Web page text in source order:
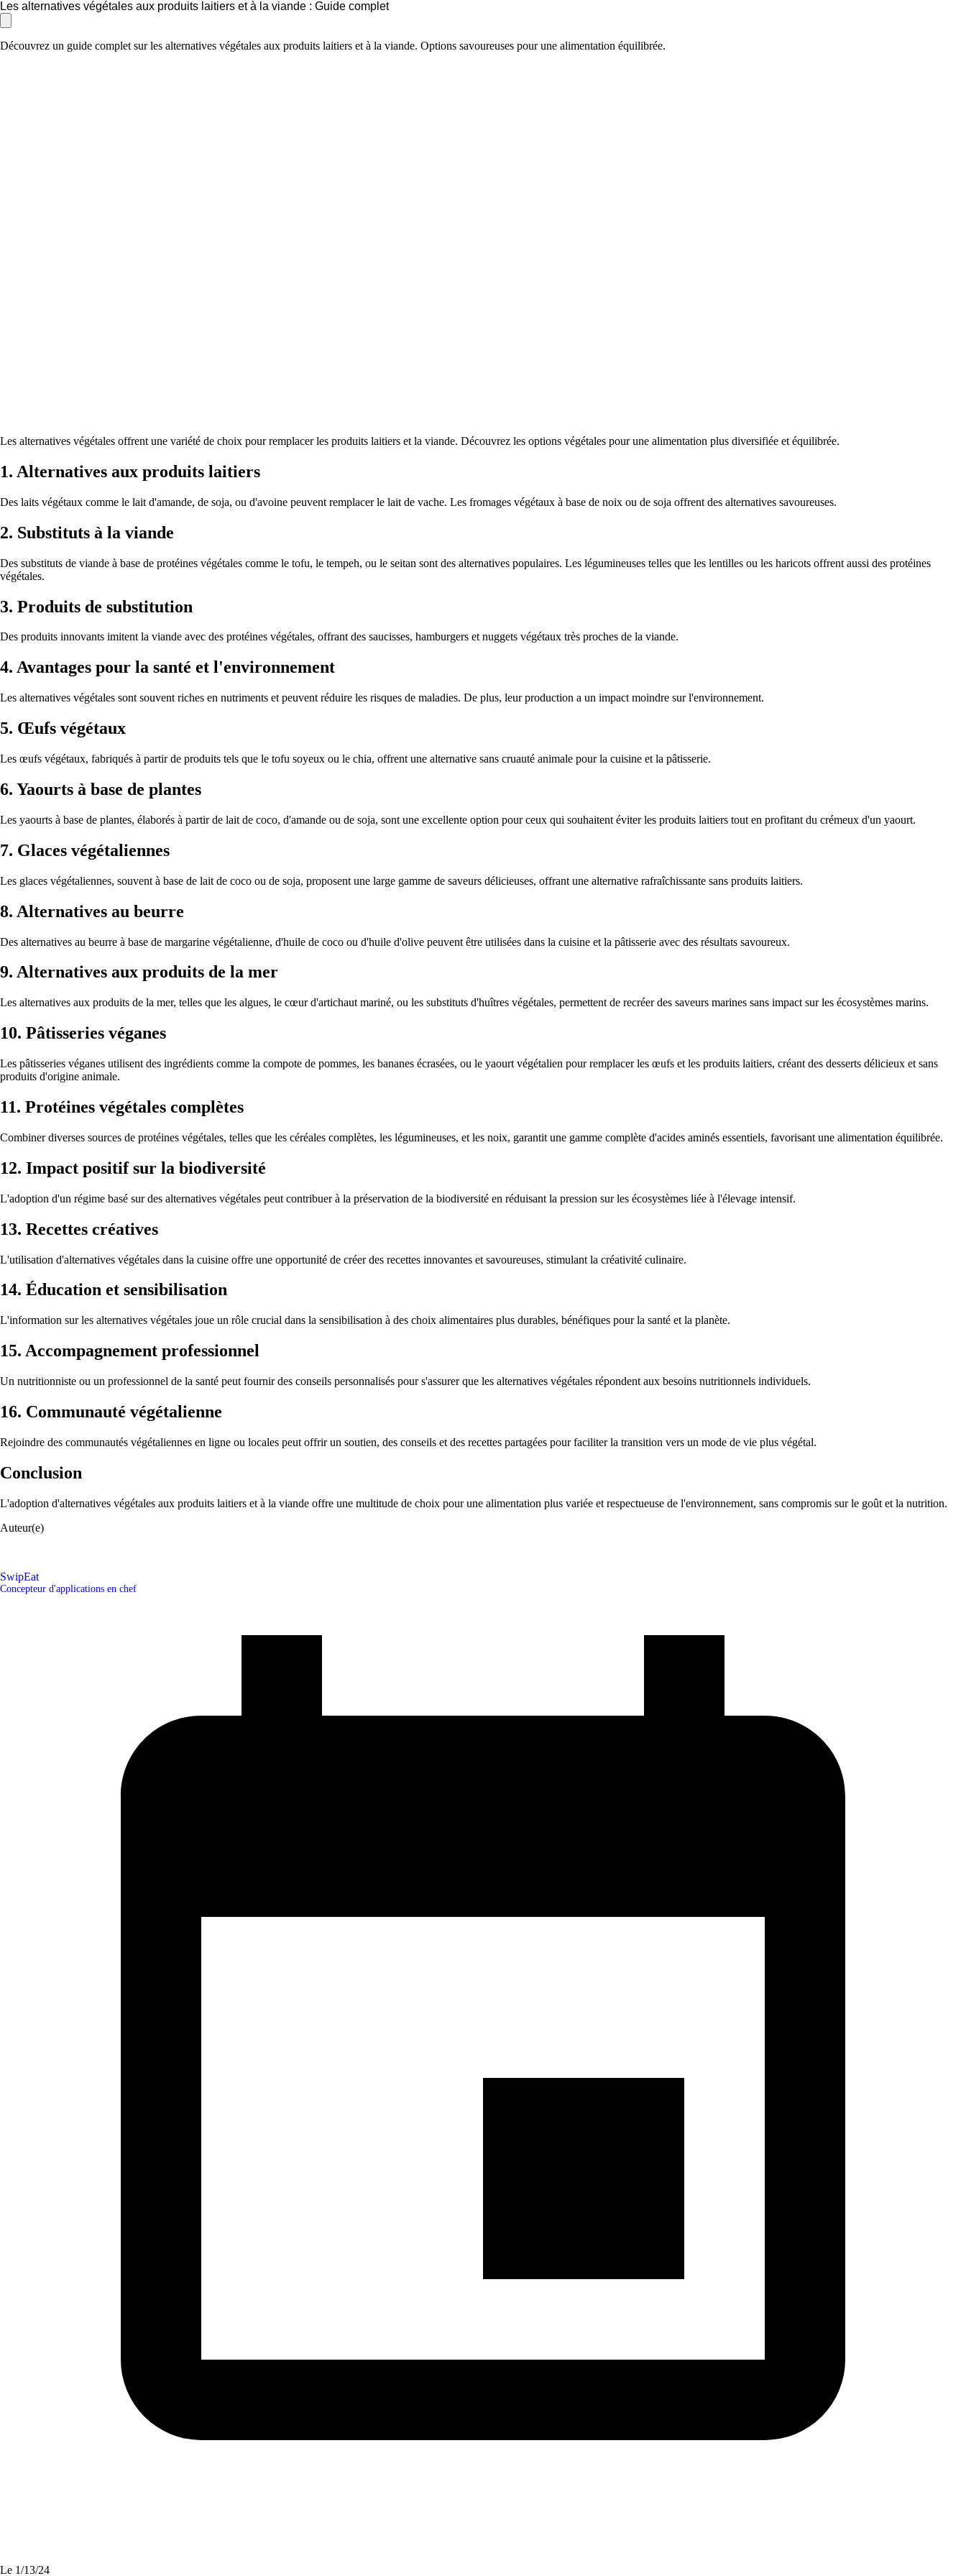
Les alternatives végétales aux produits laitiers et à la viande : Guide complet
Découvrez un guide complet sur les alternatives végétales aux produits laitiers et à la viande. Options savoureuses pour une alimentation équilibrée.
Les alternatives végétales offrent une variété de choix pour remplacer les produits laitiers et la viande. Découvrez les options végétales pour une alimentation plus diversifiée et équilibrée.
1. Alternatives aux produits laitiers
Des laits végétaux comme le lait d'amande, de soja, ou d'avoine peuvent remplacer le lait de vache. Les fromages végétaux à base de noix ou de soja offrent des alternatives savoureuses.
2. Substituts à la viande
Des substituts de viande à base de protéines végétales comme le tofu, le tempeh, ou le seitan sont des alternatives populaires. Les légumineuses telles que les lentilles ou les haricots offrent aussi des protéines
végétales.
3. Produits de substitution
Des produits innovants imitent la viande avec des protéines végétales, offrant des saucisses, hamburgers et nuggets végétaux très proches de la viande.
4. Avantages pour la santé et l'environnement
Les alternatives végétales sont souvent riches en nutriments et peuvent réduire les risques de maladies. De plus, leur production a un impact moindre sur l'environnement.
5. Œufs végétaux
Les œufs végétaux, fabriqués à partir de produits tels que le tofu soyeux ou le chia, offrent une alternative sans cruauté animale pour la cuisine et la pâtisserie.
6. Yaourts à base de plantes
Les yaourts à base de plantes, élaborés à partir de lait de coco, d'amande ou de soja, sont une excellente option pour ceux qui souhaitent éviter les produits laitiers tout en profitant du crémeux d'un yaourt.
7. Glaces végétaliennes
Les glaces végétaliennes, souvent à base de lait de coco ou de soja, proposent une large gamme de saveurs délicieuses, offrant une alternative rafraîchissante sans produits laitiers.
8. Alternatives au beurre
Des alternatives au beurre à base de margarine végétalienne, d'huile de coco ou d'huile d'olive peuvent être utilisées dans la cuisine et la pâtisserie avec des résultats savoureux.
9. Alternatives aux produits de la mer
Les alternatives aux produits de la mer, telles que les algues, le cœur d'artichaut mariné, ou les substituts d'huîtres végétales, permettent de recréer des saveurs marines sans impact sur les écosystèmes marins.
10. Pâtisseries véganes
Les pâtisseries véganes utilisent des ingrédients comme la compote de pommes, les bananes écrasées, ou le yaourt végétalien pour remplacer les œufs et les produits laitiers, créant des desserts délicieux et sans
produits d'origine animale.
11. Protéines végétales complètes
Combiner diverses sources de protéines végétales, telles que les céréales complètes, les légumineuses, et les noix, garantit une gamme complète d'acides aminés essentiels, favorisant une alimentation équilibrée.
12. Impact positif sur la biodiversité
L'adoption d'un régime basé sur des alternatives végétales peut contribuer à la préservation de la biodiversité en réduisant la pression sur les écosystèmes liée à l'élevage intensif.
13. Recettes créatives
L'utilisation d'alternatives végétales dans la cuisine offre une opportunité de créer des recettes innovantes et savoureuses, stimulant la créativité culinaire.
14. Éducation et sensibilisation
L'information sur les alternatives végétales joue un rôle crucial dans la sensibilisation à des choix alimentaires plus durables, bénéfiques pour la santé et la planète.
15. Accompagnement professionnel
Un nutritionniste ou un professionnel de la santé peut fournir des conseils personnalisés pour s'assurer que les alternatives végétales répondent aux besoins nutritionnels individuels.
16. Communauté végétalienne
Rejoindre des communautés végétaliennes en ligne ou locales peut offrir un soutien, des conseils et des recettes partagées pour faciliter la transition vers un mode de vie plus végétal.
Conclusion
L'adoption d'alternatives végétales aux produits laitiers et à la viande offre une multitude de choix pour une alimentation plus variée et respectueuse de l'environnement, sans compromis sur le goût et la nutrition.
Auteur(e)
SwipEat
Concepteur d'applications en chef
Le 1/13/24